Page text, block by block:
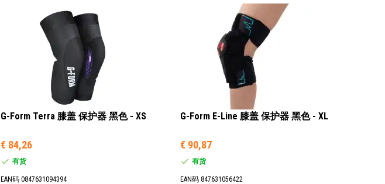
G-Form Terra 膝盖 保护器 黑色 - XS
€ 84,26
有货
EAN码 0847631094394
G-Form E-Line 膝盖 保护器 黑色 - XL
€ 90,87
有货
EAN码 847631056422